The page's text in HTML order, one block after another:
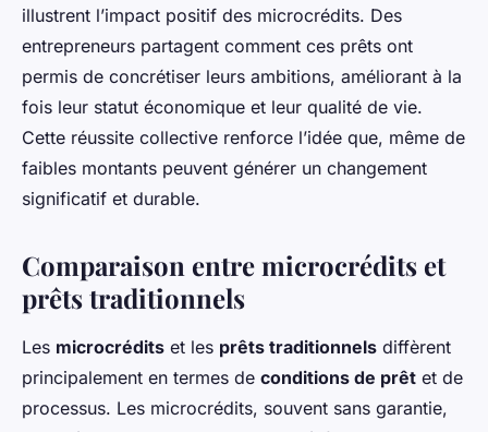
illustrent l’impact positif des microcrédits. Des
entrepreneurs partagent comment ces prêts ont
permis de concrétiser leurs ambitions, améliorant à la
fois leur statut économique et leur qualité de vie.
Cette réussite collective renforce l’idée que, même de
faibles montants peuvent générer un changement
significatif et durable.
Comparaison entre microcrédits et
prêts traditionnels
Les microcrédits et les prêts traditionnels diffèrent
principalement en termes de conditions de prêt et de
processus. Les microcrédits, souvent sans garantie,